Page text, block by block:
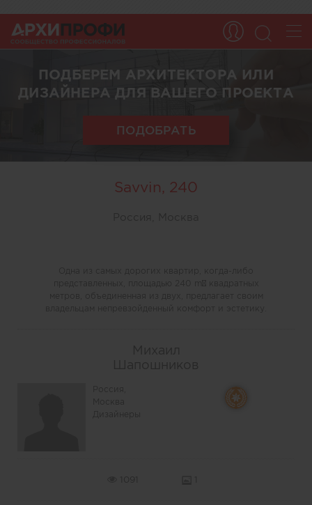
ПОДБЕРЕМ АРХИТЕКТОРА ИЛИ
ДИЗАЙНЕРА ДЛЯ ВАШЕГО ПРОЕКТА
ПОДОБРАТЬ
Savvin, 240